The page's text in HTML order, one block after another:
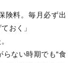
険料。毎月必ず出
おく」
らない時期でも“食